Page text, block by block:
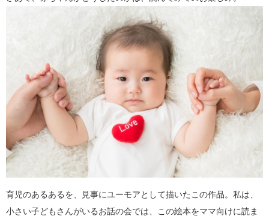
育児のあるあるを、見事にユーモアとして描いたこの作品。私は、
小さい子どもさんがいるお話の会では、この絵本をママ向けに読ま